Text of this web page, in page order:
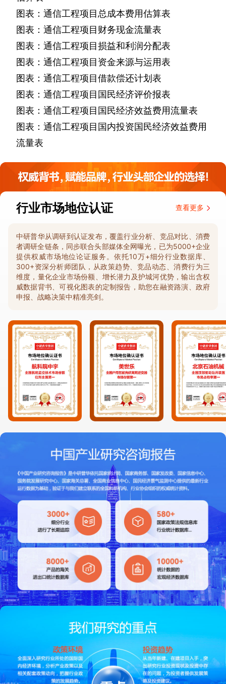
图表：通信工程项目总成本费用估算表
图表：通信工程项目财务现金流量表
图表：通信工程项目损益和利润分配表
图表：通信工程项目资金来源与运用表
图表：通信工程项目借款偿还计划表
图表：通信工程项目国民经济评价报表
图表：通信工程项目国民经济效益费用流量表
图表：通信工程项目国内投资国民经济效益费用
流量表
行业市场地位认证 查看更多
中研普华从调研到认证发布，覆盖行业分析、竞品对比、消费
者调研全链条，同步联合头部媒体全网曝光，已为5000+企业
提供权威市场地位论证服务。依托10万+细分行业数据库、
300+资深分析师团队，从政策趋势、竞品动态、消费行为三
维度，量化企业市场份额、增长潜力及护城河优势，输出含权
威数据背书、可视化图表的定制报告，助您在融资路演、政府
申报、战略决策中精准亮剑。